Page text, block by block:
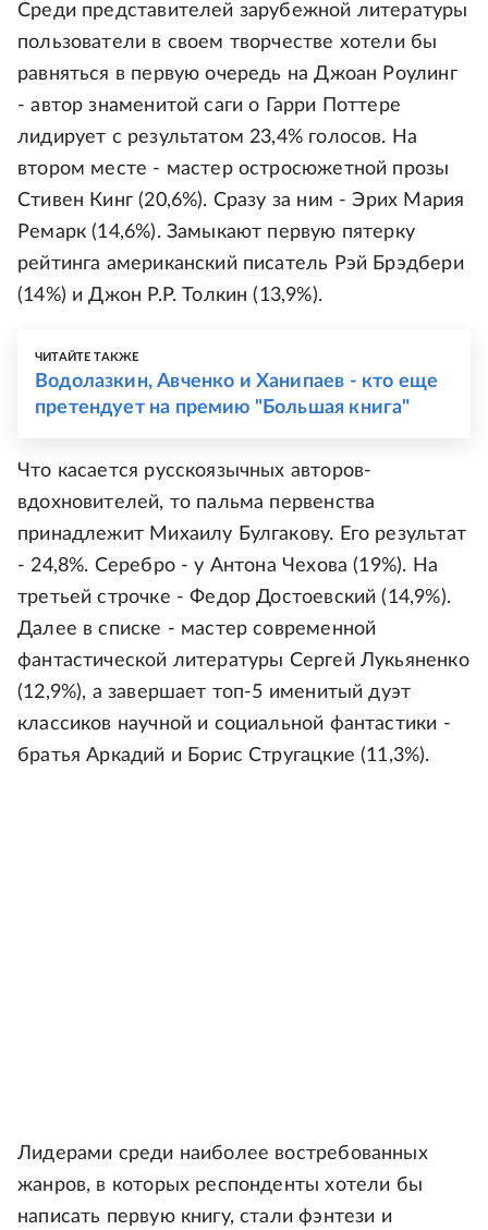
Среди представителей зарубежной литературы
пользователи в своем творчестве хотели бы
равняться в первую очередь на Джоан Роулинг
- автор знаменитой саги о Гарри Поттере
лидирует с результатом 23,4% голосов. На
втором месте - мастер остросюжетной прозы
Стивен Кинг (20,6%). Сразу за ним - Эрих Мария
Ремарк (14,6%). Замыкают первую пятерку
рейтинга американский писатель Рэй Брэдбери
(14%) и Джон Р.Р. Толкин (13,9%).
ЧИТАЙТЕ ТАКЖЕ
Водолазкин, Авченко и Ханипаев - кто еще
претендует на премию "Большая книга"
Что касается русскоязычных авторов-
вдохновителей, то пальма первенства
принадлежит Михаилу Булгакову. Его результат
- 24,8%. Серебро - у Антона Чехова (19%). На
третьей строчке - Федор Достоевский (14,9%).
Далее в списке - мастер современной
фантастической литературы Сергей Лукьяненко
(12,9%), а завершает топ-5 именитый дуэт
классиков научной и социальной фантастики -
братья Аркадий и Борис Стругацкие (11,3%).
Лидерами среди наиболее востребованных
жанров, в которых респонденты хотели бы
написать первую книгу, стали фэнтези и